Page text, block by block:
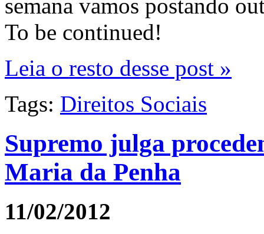
semana vamos postando
To be continued!
Leia o resto desse post »
Tags: Direitos Sociais
Supremo julga
Maria da Penha
11/02/2012